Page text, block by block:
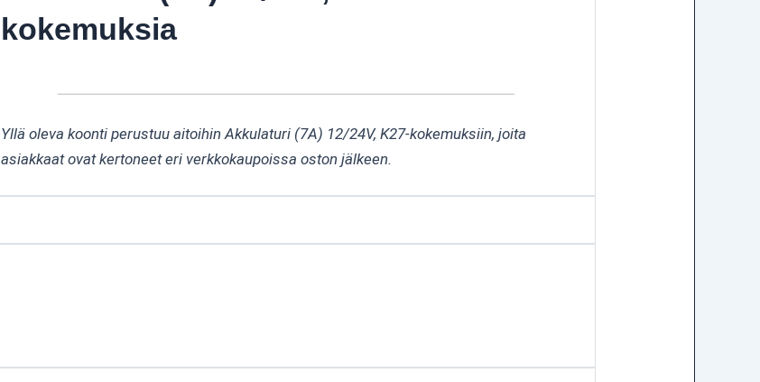
kokemuksia
Yllä oleva koonti perustuu aitoihin Akkulaturi (7A) 12/24V, K27-kokemuksiin, joita
asiakkaat ovat kertoneet eri verkkokaupoissa oston jälkeen.